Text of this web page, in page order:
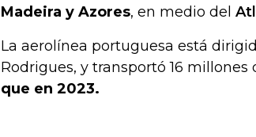
Madeira y Azores, en medio del
La aerolínea portuguesa está
Rodrigues, y transportó 16 millones
que en 2023.